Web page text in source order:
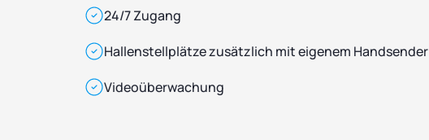
24/7 Zugang
Hallenstellplätze zusätzlich mit eigenem Handsender
Videoüberwachung